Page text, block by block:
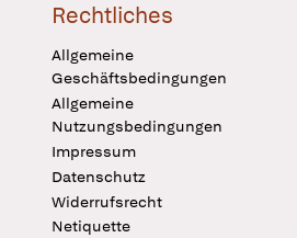
Rechtliches
Allgemeine
Geschäftsbedingungen
Allgemeine
Nutzungsbedingungen
Impressum
Datenschutz
Widerrufsrecht
Netiquette